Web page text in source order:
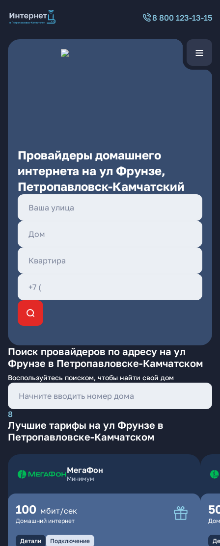
8 800 123-13-15
Провайдеры домашнего
интернета на ул Фрунзе,
Петропавловск-Камчатский
Поиск провайдеров по адресу на ул
Фрунзе в Петропавловске-Камчатском
Воспользуйтесь поиском, чтобы найти свой дом
8
Лучшие тарифы на ул Фрунзе в
Петропавловске-Камчатском
МегаФон
Минимум
100 мбит/сек
Домашний интернет
Детали Подключение